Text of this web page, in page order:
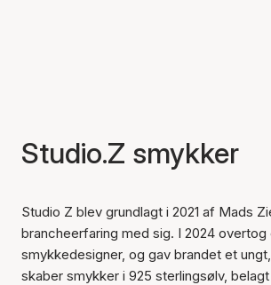
Studio.Z smykker
Studio Z blev grundlagt i 2021 af Mads
brancheerfaring med sig. I 2024
smykkedesigner, og gav brandet et
skaber smykker i 925 sterlingsølv,